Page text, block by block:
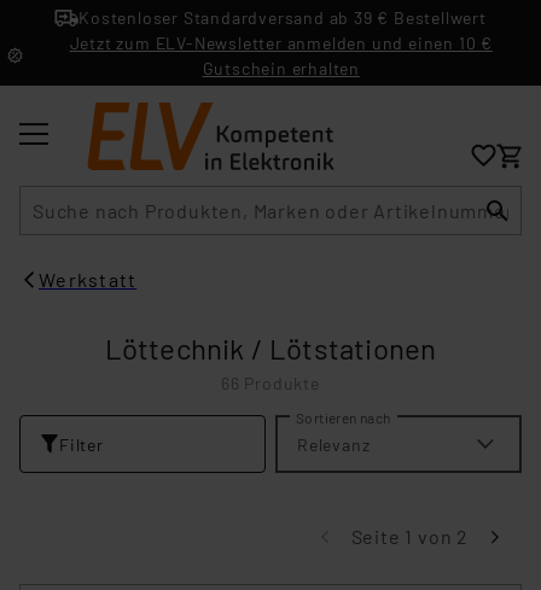
Kostenloser Standardversand ab 39 € Bestellwert
Jetzt zum ELV-Newsletter anmelden und einen 10 €
Gutschein erhalten
Werkstatt
Löttechnik / Lötstationen
66 Produkte
Filter
Sortieren nach
Relevanz
Seite 1 von 2